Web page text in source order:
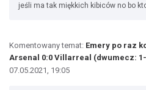
jeśli ma tak miękkich kibiców no bo
Komentowany temat: Emery po raz
Arsenal 0:0 Villarreal (dwumecz:
07.05.2021, 19:05